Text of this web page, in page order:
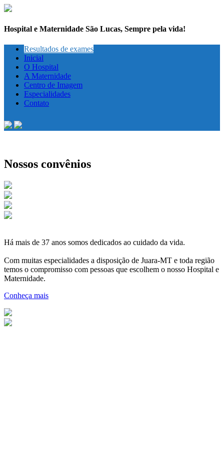
Hospital e Maternidade São Lucas, Sempre pela vida!
Resultados de exames
Inicial
O Hospital
A Maternidade
Centro de Imagem
Especialidades
Contato
Nossos convênios
Há mais de 37 anos somos dedicados ao cuidado da vida.
Com muitas especialidades a disposição de Juara-MT e toda região
temos o compromisso com pessoas que escolhem o nosso Hospital e
Maternidade.
Conheça mais